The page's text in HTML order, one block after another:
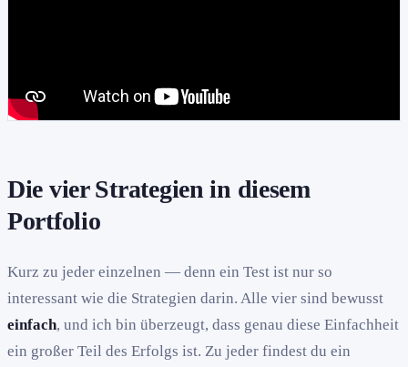
Die vier Strategien in diesem
Portfolio
Kurz zu jeder einzelnen — denn ein Test ist nur so
interessant wie die Strategien darin. Alle vier sind bewusst
einfach, und ich bin überzeugt, dass genau diese Einfachheit
ein großer Teil des Erfolgs ist. Zu jeder findest du ein